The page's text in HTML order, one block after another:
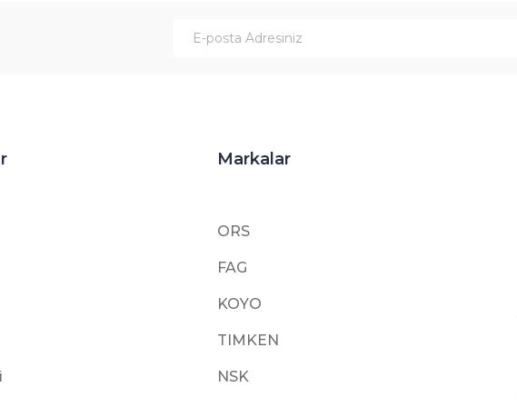
Markalar
ORS
FAG
KOYO
TIMKEN
NSK